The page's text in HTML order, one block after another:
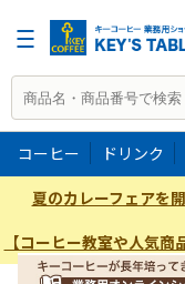
コーヒー ドリンク
夏のカレーフェアを
【コーヒー教室や人気